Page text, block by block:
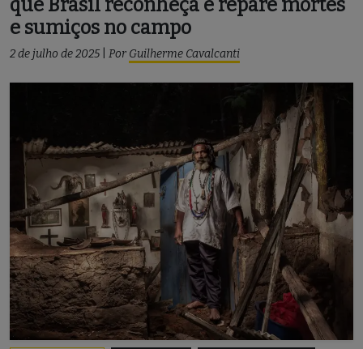
que Brasil reconheça e repare mortes
e sumiços no campo
2 de julho de 2025 Por Guilherme Cavalcanti